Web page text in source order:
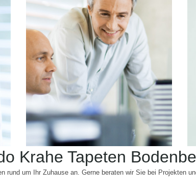
Krahe Tapeten
rund um Ihr Zuhause an. Gerne beraten wir Sie bei Projekten